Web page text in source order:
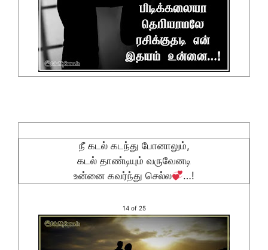
நீ கடல் கடந்து போனாலும்,
கடல் தாண்டியும் வருவேனடி
உன்னை கவர்ந்து செல்ல
…!
14 of 25